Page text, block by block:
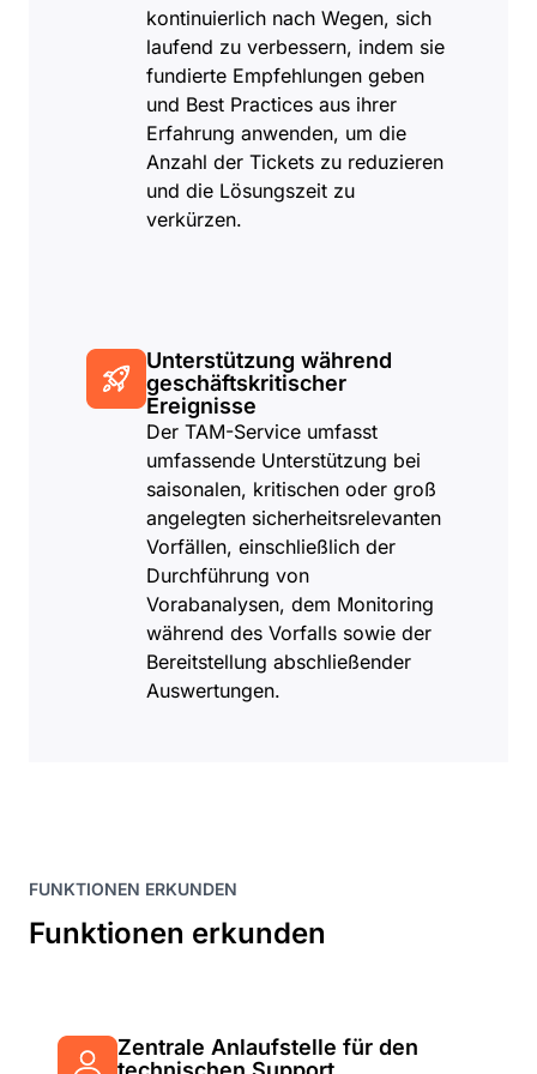
kontinuierlich nach Wegen, sich
laufend zu verbessern, indem sie
fundierte Empfehlungen geben
und Best Practices aus ihrer
Erfahrung anwenden, um die
Anzahl der Tickets zu reduzieren
und die Lösungszeit zu
verkürzen.
Unterstützung während
geschäftskritischer
Ereignisse
Der TAM-Service umfasst
umfassende Unterstützung bei
saisonalen, kritischen oder groß
angelegten sicherheitsrelevanten
Vorfällen, einschließlich der
Durchführung von
Vorabanalysen, dem Monitoring
während des Vorfalls sowie der
Bereitstellung abschließender
Auswertungen.
FUNKTIONEN ERKUNDEN
Funktionen erkunden
Zentrale Anlaufstelle für den